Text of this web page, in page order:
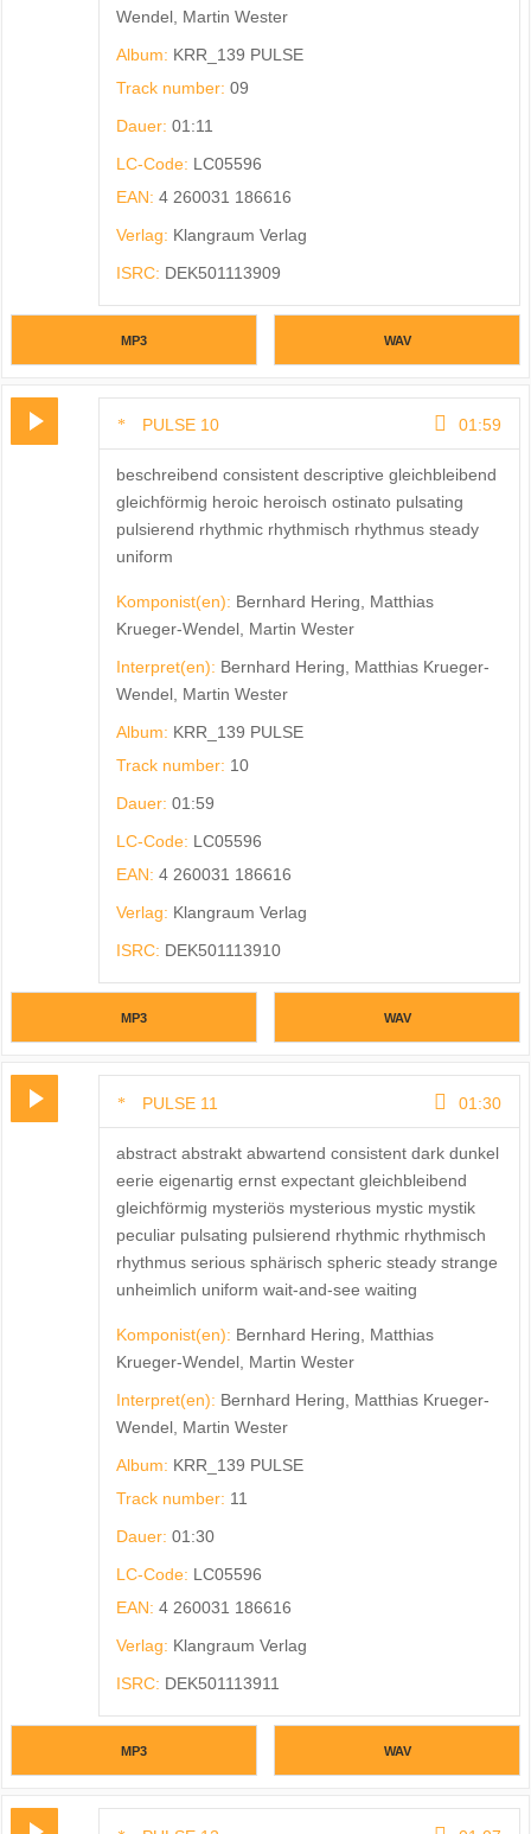
Wendel, Martin Wester
Album: KRR_139 PULSE
Track number: 09
Dauer: 01:11
LC-Code: LC05596
EAN: 4 260031 186616
Verlag: Klangraum Verlag
ISRC: DEK501113909
MP3 WAV
PULSE 10 01:59
beschreibend consistent descriptive gleichbleibend
gleichförmig heroic heroisch ostinato pulsating
pulsierend rhythmic rhythmisch rhythmus steady
uniform
Komponist(en): Bernhard Hering, Matthias
Krueger-Wendel, Martin Wester
Interpret(en): Bernhard Hering, Matthias Krueger-
Wendel, Martin Wester
Album: KRR_139 PULSE
Track number: 10
Dauer: 01:59
LC-Code: LC05596
EAN: 4 260031 186616
Verlag: Klangraum Verlag
ISRC: DEK501113910
MP3 WAV
PULSE 11 01:30
abstract abstrakt abwartend consistent dark dunkel
eerie eigenartig ernst expectant gleichbleibend
gleichförmig mysteriös mysterious mystic mystik
peculiar pulsating pulsierend rhythmic rhythmisch
rhythmus serious sphärisch spheric steady strange
unheimlich uniform wait-and-see waiting
Komponist(en): Bernhard Hering, Matthias
Krueger-Wendel, Martin Wester
Interpret(en): Bernhard Hering, Matthias Krueger-
Wendel, Martin Wester
Album: KRR_139 PULSE
Track number: 11
Dauer: 01:30
LC-Code: LC05596
EAN: 4 260031 186616
Verlag: Klangraum Verlag
ISRC: DEK501113911
MP3 WAV